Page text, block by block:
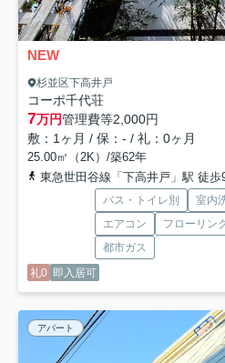
NEW
杉並区下高井戸
コーポ千代荘
7万円管理費等2,000円
敷：1ヶ月 / 保：- / 礼：0ヶ月
25.00㎡（2K）/築62年
東急世田谷線「下高井戸」駅 徒歩
バス・トイレ別
室内
エアコン
フローリン
都市ガス
礼0 即入居可
アパート